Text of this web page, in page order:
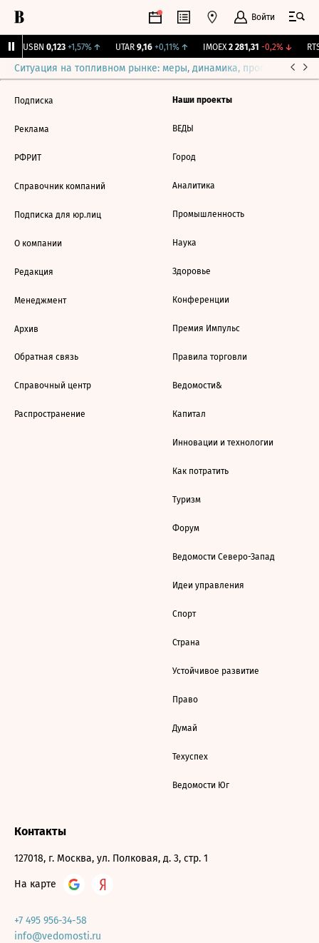
Войти
USBN 0,123 +1,57%↑ UTAR 9,16 +0,11%↑ IMOEX 2 281,31 -0,2%↓
Ситуация на топливном рынке: меры, динамика, прогнозы
Подписка
Реклама
РФРИТ
Справочник компаний
Подписка для юр.лиц
О компании
Редакция
Менеджмент
Архив
Обратная связь
Справочный центр
Распространение
Наши проекты
ВЕДЫ
Город
Аналитика
Промышленность
Наука
Здоровье
Конференции
Премия Импульс
Правила торговли
Ведомости&
Капитал
Инновации и технологии
Как потратить
Туризм
Форум
Ведомости Северо-Запад
Идеи управления
Спорт
Страна
Устойчивое развитие
Право
Думай
Техуспех
Ведомости Юг
Контакты
127018, г. Москва, ул. Полковая, д. 3, стр. 1
На карте
+7 495 956-34-58
info@vedomosti.ru